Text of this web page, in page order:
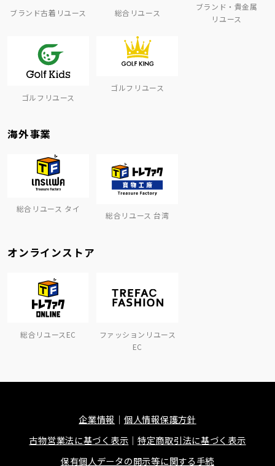
ブランド古着リユース 総合リユース
ブランド・貴金属
リユース
ゴルフリユース
ゴルフリユース
海外事業
総合リユース タイ
総合リユース 台湾
オンラインストア
総合リユースEC
ファッションリユース
EC
企業情報
個人情報保護方針
古物営業法に基づく表示
特定商取引法に基づく表示
保有個人データの開示等に関する手続